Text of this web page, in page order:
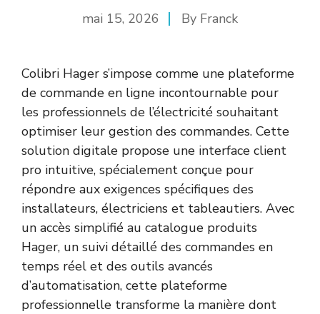
mai 15, 2026 By Franck
Colibri Hager s’impose comme une plateforme
de commande en ligne incontournable pour
les professionnels de l’électricité souhaitant
optimiser leur gestion des commandes. Cette
solution digitale propose une interface client
pro intuitive, spécialement conçue pour
répondre aux exigences spécifiques des
installateurs, électriciens et tableautiers. Avec
un accès simplifié au catalogue produits
Hager, un suivi détaillé des commandes en
temps réel et des outils avancés
d’automatisation, cette plateforme
professionnelle transforme la manière dont